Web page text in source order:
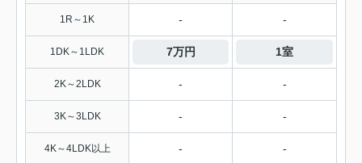
1R～1K - -
1DK～1LDK 7万円 1室
2K～2LDK - -
3K～3LDK - -
4K～4LDK以上 - -